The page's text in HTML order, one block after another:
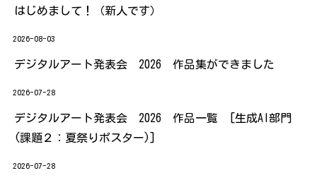
はじめまして！（新人です）
2026-08-03
デジタルアート発表会 2026 作品集ができました
2026-07-28
デジタルアート発表会 2026 作品一覧 [生成AI部門
(課題２：夏祭りポスター)]
2026-07-28